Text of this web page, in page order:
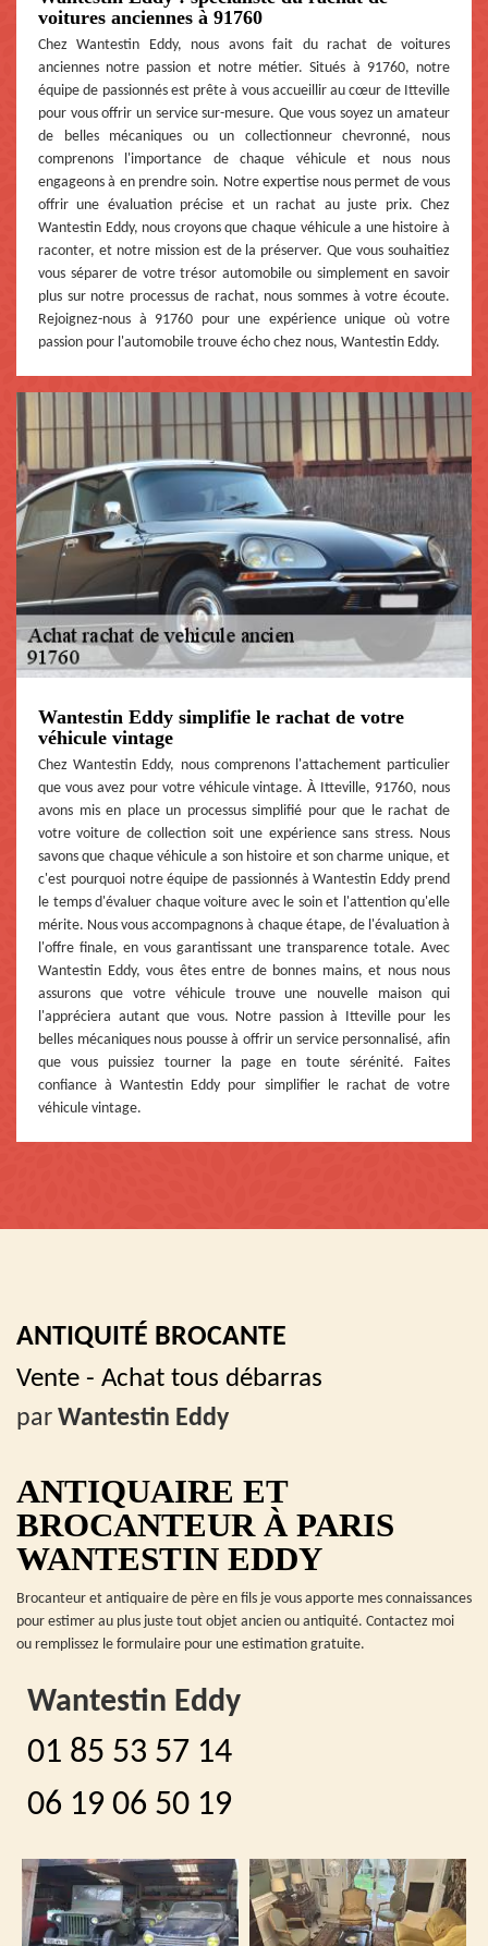
voitures anciennes à 91760
Chez Wantestin Eddy, nous avons fait du rachat de voitures
anciennes notre passion et notre métier. Situés à 91760, notre
équipe de passionnés est prête à vous accueillir au cœur de Itteville
pour vous offrir un service sur-mesure. Que vous soyez un amateur
de belles mécaniques ou un collectionneur chevronné, nous
comprenons l'importance de chaque véhicule et nous nous
engageons à en prendre soin. Notre expertise nous permet de vous
offrir une évaluation précise et un rachat au juste prix. Chez
Wantestin Eddy, nous croyons que chaque véhicule a une histoire à
raconter, et notre mission est de la préserver. Que vous souhaitiez
vous séparer de votre trésor automobile ou simplement en savoir
plus sur notre processus de rachat, nous sommes à votre écoute.
Rejoignez-nous à 91760 pour une expérience unique où votre
passion pour l'automobile trouve écho chez nous, Wantestin Eddy.
Wantestin Eddy simplifie le rachat de votre
véhicule vintage
Chez Wantestin Eddy, nous comprenons l'attachement particulier
que vous avez pour votre véhicule vintage. À Itteville, 91760, nous
avons mis en place un processus simplifié pour que le rachat de
votre voiture de collection soit une expérience sans stress. Nous
savons que chaque véhicule a son histoire et son charme unique, et
c'est pourquoi notre équipe de passionnés à Wantestin Eddy prend
le temps d'évaluer chaque voiture avec le soin et l'attention qu'elle
mérite. Nous vous accompagnons à chaque étape, de l'évaluation à
l'offre finale, en vous garantissant une transparence totale. Avec
Wantestin Eddy, vous êtes entre de bonnes mains, et nous nous
assurons que votre véhicule trouve une nouvelle maison qui
l'appréciera autant que vous. Notre passion à Itteville pour les
belles mécaniques nous pousse à offrir un service personnalisé, afin
que vous puissiez tourner la page en toute sérénité. Faites
confiance à Wantestin Eddy pour simplifier le rachat de votre
véhicule vintage.
ANTIQUITÉ BROCANTE
Vente - Achat tous débarras
par Wantestin Eddy
ANTIQUAIRE ET
BROCANTEUR À PARIS
WANTESTIN EDDY
Brocanteur et antiquaire de père en fils je vous apporte mes connaissances
pour estimer au plus juste tout objet ancien ou antiquité. Contactez moi
ou remplissez le formulaire pour une estimation gratuite.
Wantestin Eddy
01 85 53 57 14
06 19 06 50 19